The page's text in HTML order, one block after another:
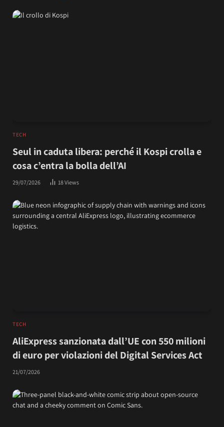
TECH
Seul in caduta libera: perché il Kospi crolla e
cosa c’entra la bolla dell’AI
29/07/2026 18Views
TECH
AliExpress sanzionata dall’UE con 550 milioni
di euro per violazioni del Digital Services Act
21/07/2026